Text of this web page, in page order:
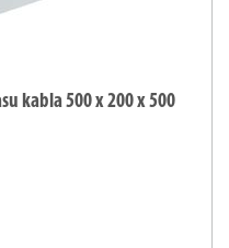
kabla 500 x 200 x 500